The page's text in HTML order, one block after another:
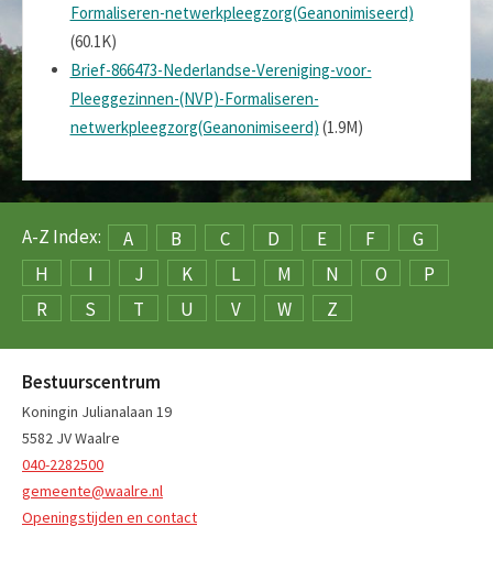
Formaliseren-netwerkpleegzorg(Geanonimiseerd)
(60.1K)
Brief-866473-Nederlandse-Vereniging-voor-
Pleeggezinnen-(NVP)-Formaliseren-
netwerkpleegzorg(Geanonimiseerd) (1.9M)
A-Z Index: A B C D E F
G
H
I J K L M N O
P
R
S T U V W Z
Bestuurscentrum
Koningin Julianalaan 19
5582 JV Waalre
040-2282500
gemeente@waalre.nl
Openingstijden en contact